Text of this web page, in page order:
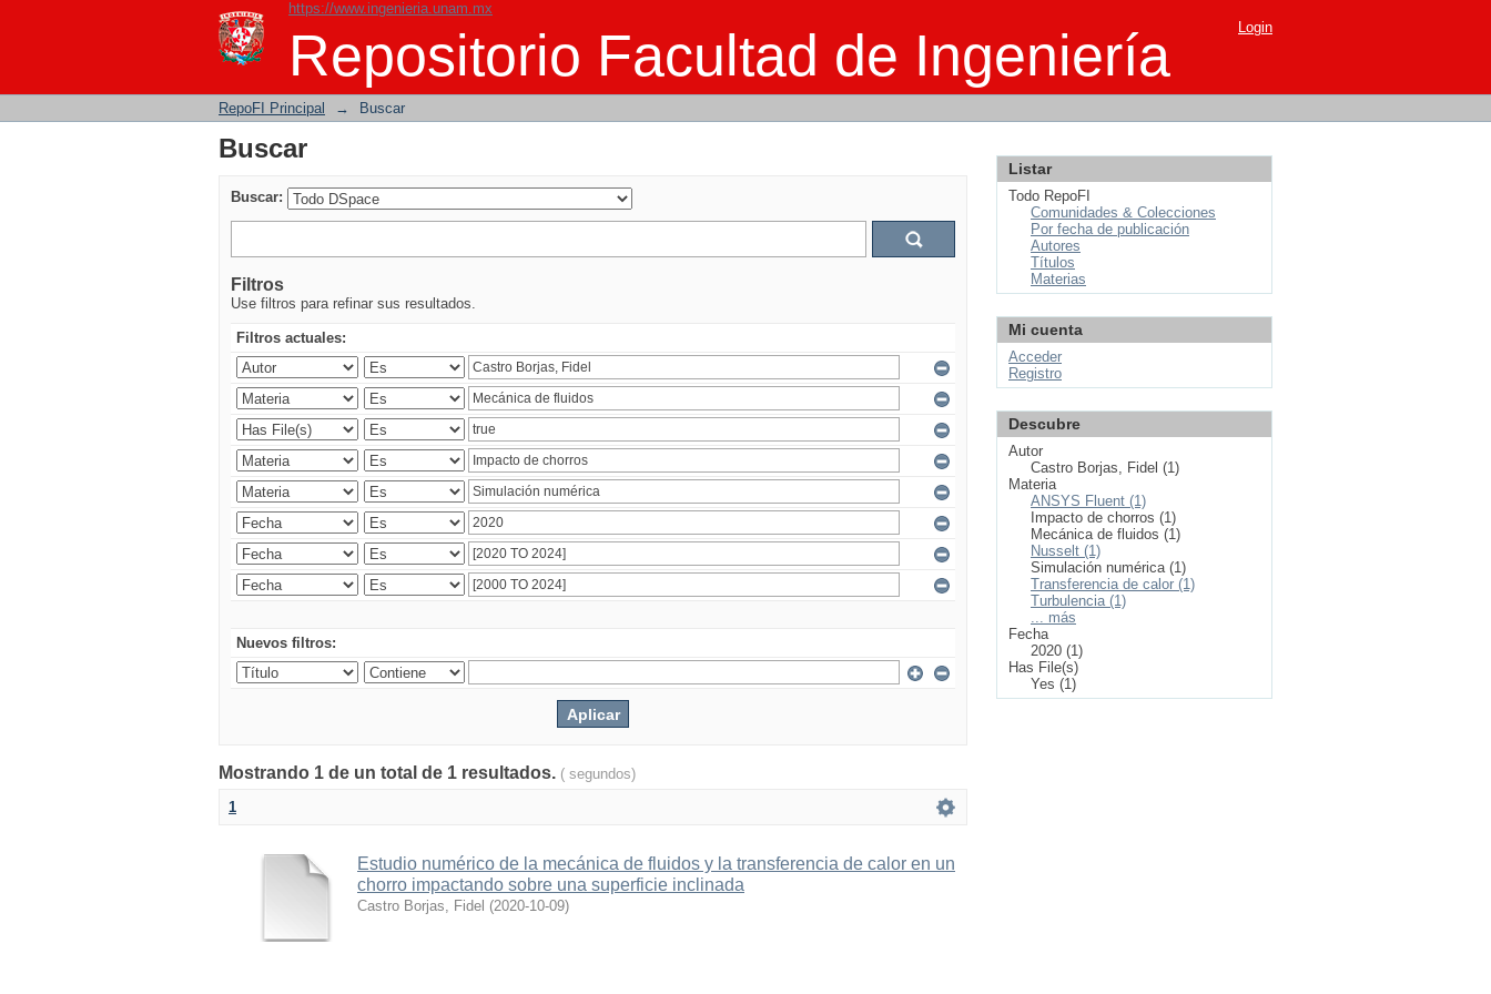
https://www.ingenieria.unam.mx
Repositorio Facultad de Ingeniería
Buscar Login
RepoFI Principal → Buscar
Buscar
Buscar:
Filtros
Use filtros para refinar sus resultados.
Filtros actuales:
Nuevos filtros:
Mostrando 1 de un total de 1 resultados. ( segundos)
1
Estudio numérico de la mecánica de fluidos y la transferencia de calor en un
chorro impactando sobre una superficie inclinada
Castro Borjas, Fidel (2020-10-09)
Listar
Todo RepoFI
Comunidades & Colecciones
Por fecha de publicación
Autores
Títulos
Materias
Mi cuenta
Acceder
Registro
Descubre
Autor
Castro Borjas, Fidel (1)
Materia
ANSYS Fluent (1)
Impacto de chorros (1)
Mecánica de fluidos (1)
Nusselt (1)
Simulación numérica (1)
Transferencia de calor (1)
Turbulencia (1)
... más
Fecha
2020 (1)
Has File(s)
Yes (1)